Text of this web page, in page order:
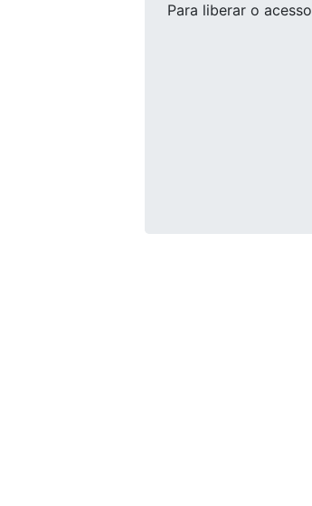
Para liberar o acesso